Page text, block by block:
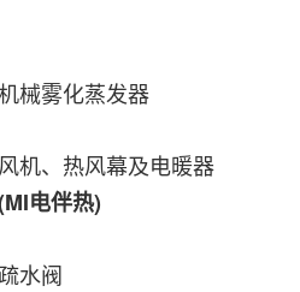
械雾化蒸发器
机、热风幕及电暖器
电伴热)
水阀